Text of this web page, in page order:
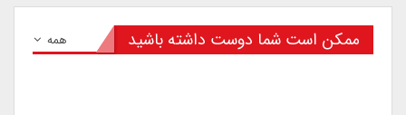
همه ممکن است شما دوست داشته باشید